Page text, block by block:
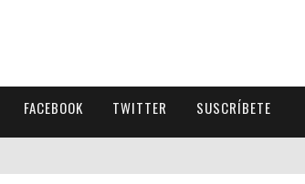
FACEBOOK TWITTER SUSCRÍBETE